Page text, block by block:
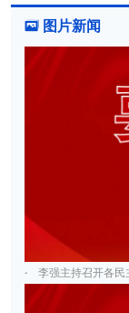
 图片新闻
· 李强主持召开各民